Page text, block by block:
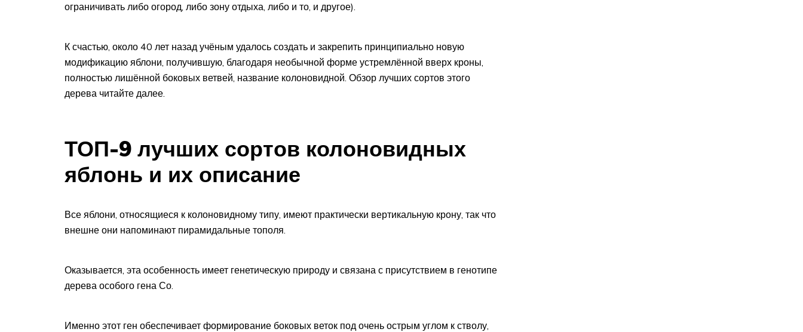
ограничивать либо огород, либо зону отдыха, либо и то, и другое).
К счастью, около 40 лет назад учёным удалось создать и закрепить принципиально новую
модификацию яблони, получившую, благодаря необычной форме устремлённой вверх кроны,
полностью лишённой боковых ветвей, название колоновидной. Обзор лучших сортов этого
дерева читайте далее.
ТОП-9 лучших сортов колоновидных
яблонь и их описание
Все яблони, относящиеся к колоновидному типу, имеют практически вертикальную крону, так что
внешне они напоминают пирамидальные тополя.
Оказывается, эта особенность имеет генетическую природу и связана с присутствием в генотипе
дерева особого гена Со.
Именно этот ген обеспечивает формирование боковых веток под очень острым углом к стволу,